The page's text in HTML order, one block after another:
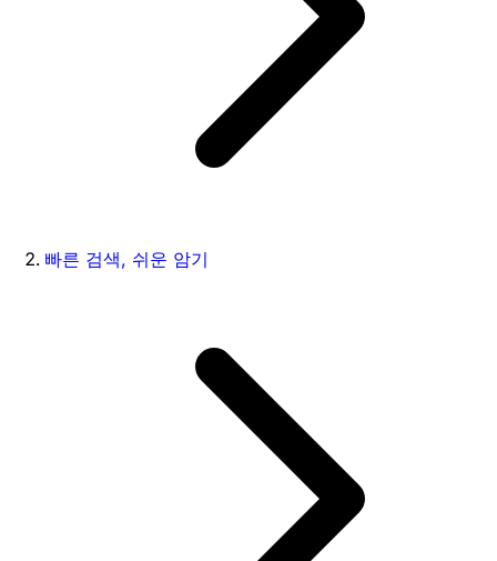
빠른 검색, 쉬운 암기